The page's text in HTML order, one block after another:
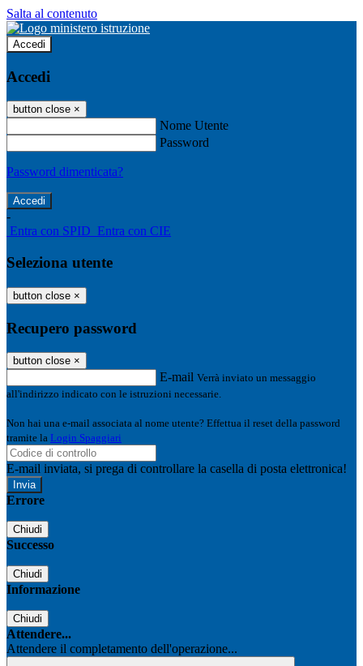
Salta al contenuto
Accedi
Accedi
button close ×
Nome Utente
Password
Password dimenticata?
-
Entra con SPID Entra con CIE
Seleziona utente
button close ×
Recupero password
button close ×
E-mail Verrà inviato un messaggio
all'indirizzo indicato con le istruzioni necessarie.
Non hai una e-mail associata al nome utente? Effettua il reset della password
tramite la Login Spaggiari
E-mail inviata, si prega di controllare la casella di posta elettronica!
Errore
Chiudi
Successo
Chiudi
Informazione
Chiudi
Attendere...
Attendere il completamento dell'operazione...